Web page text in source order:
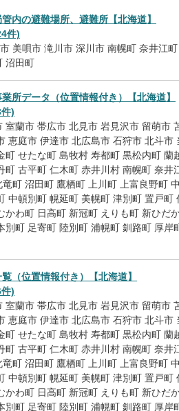
内の避難場所、避難所【北海道】
件)
美唄市 滝川市 深川市 南幌町 奈井江町
沼田町
所データ（位置情報付き）【北海道】
)
室蘭市 帯広市 北見市 岩見沢市 留萌市
恵庭市 伊達市 北広島市 石狩市 北斗市
町 せたな町 島牧村 寿都町 黒松内町 蘭
町 古平町 仁木町 赤井川村 南幌町 奈井
竜町 沼田町 鷹栖町 上川町 上富良野町
中頓別町 幌延町 美幌町 津別町 置戸町
かわ町 日高町 新冠町 えりも町 新ひだ
別町 足寄町 陸別町 浦幌町 釧路町 厚岸
（位置情報付き）【北海道】
)
室蘭市 帯広市 北見市 岩見沢市 留萌市
恵庭市 伊達市 北広島市 石狩市 北斗市
町 せたな町 島牧村 寿都町 黒松内町 蘭
町 古平町 仁木町 赤井川村 南幌町 奈井
竜町 沼田町 鷹栖町 上川町 上富良野町
中頓別町 幌延町 美幌町 津別町 置戸町
かわ町 日高町 新冠町 えりも町 新ひだ
別町 足寄町 陸別町 浦幌町 釧路町 厚岸